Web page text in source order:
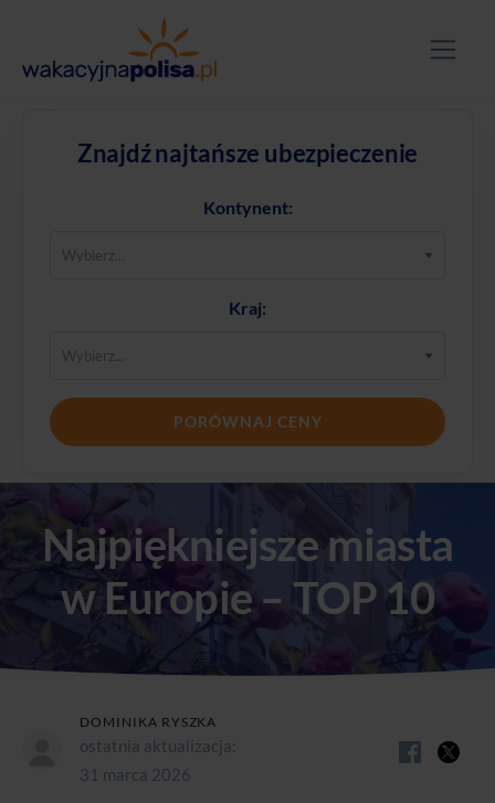
Znajdź najtańsze ubezpieczenie
Kontynent:
Kraj:
PORÓWNAJ CENY
Najpiękniejsze miasta
w Europie – TOP 10
DOMINIKA RYSZKA
ostatnia aktualizacja:
31 marca 2026